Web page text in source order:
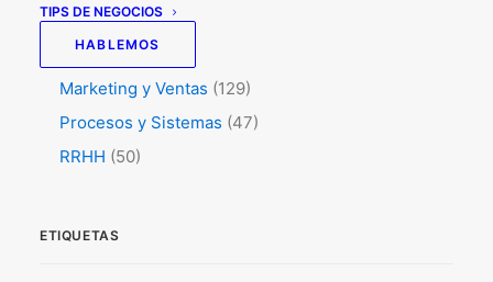
TIPS DE NEGOCIOS
HABLEMOS
Administración y Números
Estrategia(74)
Marketing y Ventas (129)
Procesos y Sistemas (47)
RRHH (50)
ETIQUETAS